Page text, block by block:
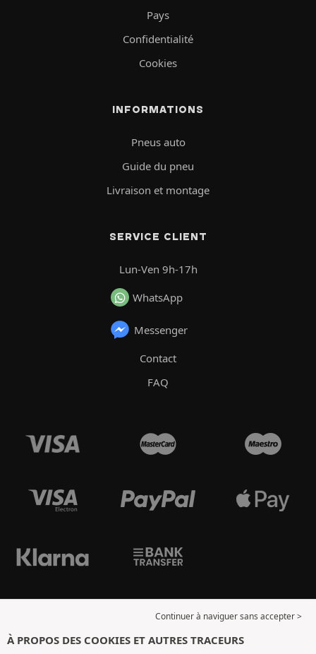
Pays
Confidentialité
Cookies
INFORMATIONS
Pneus auto
Guide du pneu
Livraison et montage
SERVICE CLIENT
Lun-Ven 9h-17h
WhatsApp
Messenger
Contact
FAQ
Continuer à naviguer sans accepter >
À PROPOS DES COOKIES ET AUTRES TRACEURS